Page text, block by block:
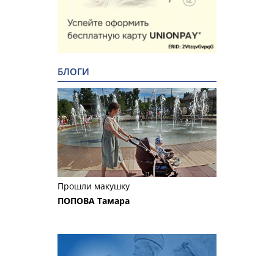
БЛОГИ
Прошли макушку
ПОПОВА Тамара